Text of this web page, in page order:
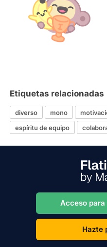
Etiquetas relacionadas
diverso mono
espíritu de equipo
Acceso
Hazte